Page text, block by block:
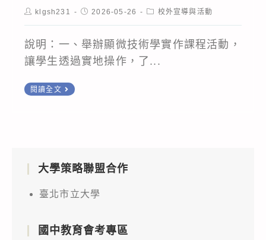
Postklgsh231
Post2026-05-26
Post校外宣導與活動
說明：一、舉辦顯微技術學實作課程活動，
讓學生透過實地操作，了...
閱讀全文
函
理
「永
微：
大學策略聯盟合作
臺北市立大學
國中教育會考專區